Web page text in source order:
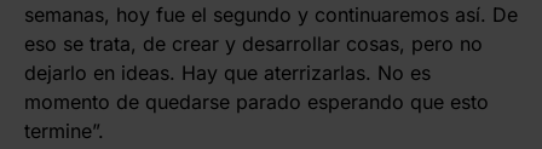
semanas, hoy fue el segundo y continuaremos así. De
eso se trata, de crear y desarrollar cosas, pero no
dejarlo en ideas. Hay que aterrizarlas. No es
momento de quedarse parado esperando que esto
termine”.